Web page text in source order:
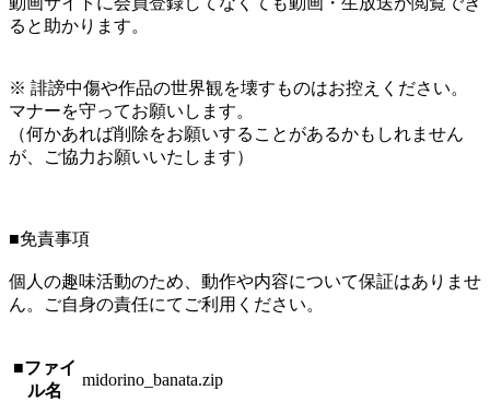
ると助かります。
※ 誹謗中傷や作品の世界観を壊すものはお控えください。
マナーを守ってお願いします。
（何かあれば削除をお願いすることがあるかもしれません
が、ご協力お願いいたします）
■免責事項
個人の趣味活動のため、動作や内容について保証はありませ
ん。ご自身の責任にてご利用ください。
■ファイ
ル名
midorino_banata.zip